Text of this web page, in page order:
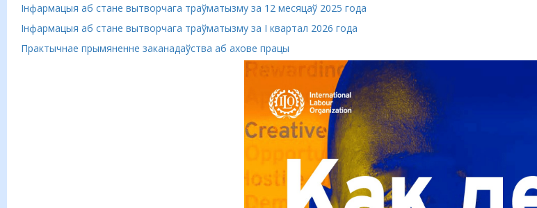
Інфармацыя аб стане вытворчага траўматызму за 12 месяцаў 2025 года
Інфармацыя аб стане вытворчага траўматызму за I квартал 2026 года
Практычнае прымяненне заканадаўства аб ахове працы